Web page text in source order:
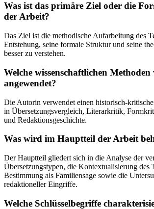
Was ist das primäre Ziel oder die
der Arbeit?
Das Ziel ist die methodische Aufarbeitung des
Entstehung, seine formale Struktur und seine
besser zu verstehen.
Welche wissenschaftlichen Methoden
angewendet?
Die Autorin verwendet einen historisch-
in Übersetzungsvergleich, Literarkritik,
und Redaktionsgeschichte.
Was wird im Hauptteil der Arbeit
Der Hauptteil gliedert sich in die Analyse der
Übersetzungstypen, die Kontextualisierung des
Bestimmung als Familiensage sowie die
redaktioneller Eingriffe.
Welche Schlüsselbegriffe